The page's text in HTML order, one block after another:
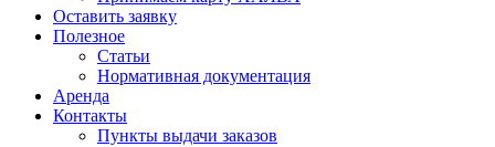
Оставить заявку
Полезное
Статьи
Нормативная документация
Аренда
Контакты
Пункты выдачи заказов